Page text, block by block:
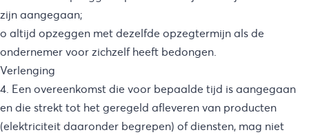
zijn aangegaan;
o altijd opzeggen met dezelfde opzegtermijn als de
ondernemer voor zichzelf heeft bedongen.
Verlenging
4. Een overeenkomst die voor bepaalde tijd is aangegaan
en die strekt tot het geregeld afleveren van producten
(elektriciteit daaronder begrepen) of diensten, mag niet